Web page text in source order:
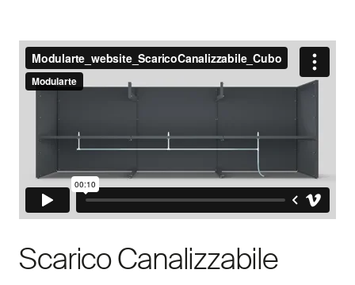
Scarico Canalizzabile